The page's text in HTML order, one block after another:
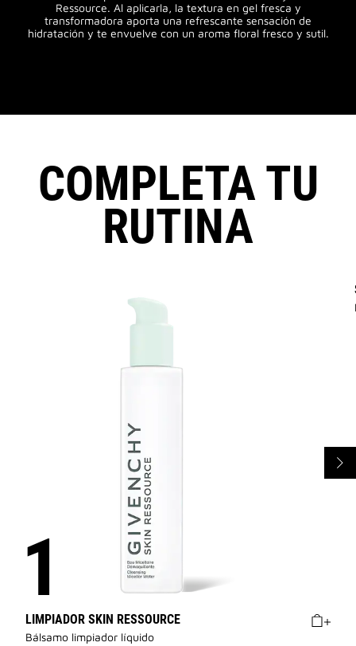
Ressource. Al aplicarla, la textura en gel fresca y
transformadora aporta una refrescante sensación de
hidratación y te envuelve con un aroma floral fresco y sutil.
COMPLETA TU
RUTINA
LIMPIADOR SKIN RESSOURCE
Bálsamo limpiador líquido